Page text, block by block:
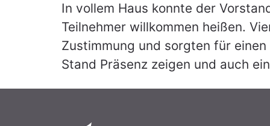
In vollem Haus konnte der
Teilnehmer willkommen heißen.
Zustimmung und sorgten für
Stand Präsenz zeigen und auch